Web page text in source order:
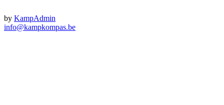
by KampAdmin
info@kampkompas.be